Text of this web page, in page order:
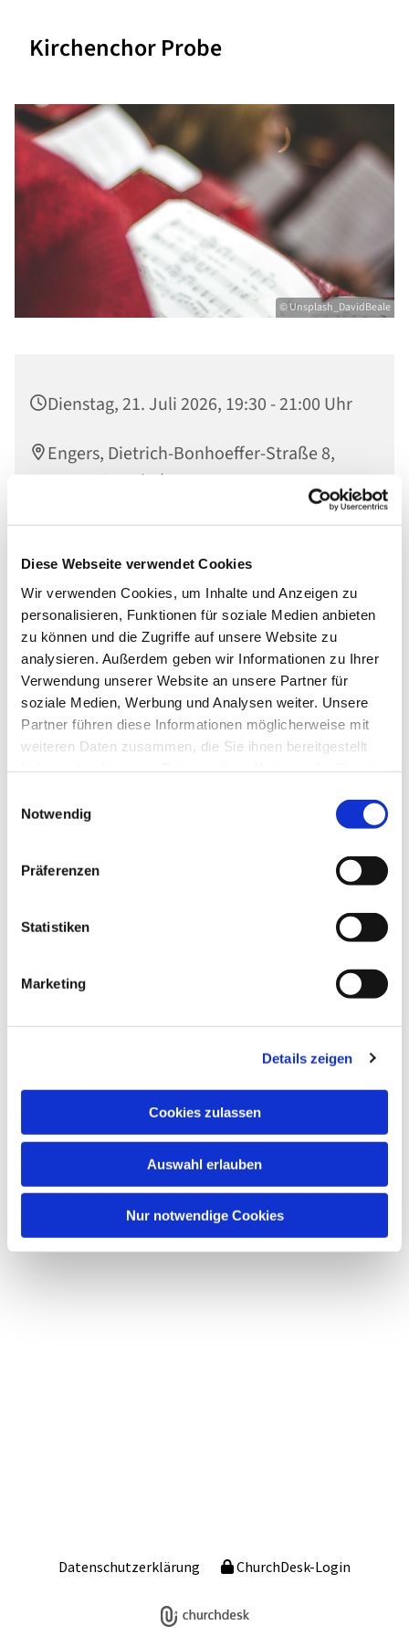
Diese Webseite verwendet Cookies
Wir verwenden Cookies, um Inhalte und Anzeigen zu
personalisieren, Funktionen für soziale Medien anbieten
zu können und die Zugriffe auf unsere Website zu
analysieren. Außerdem geben wir Informationen zu Ihrer
Verwendung unserer Website an unsere Partner für
soziale Medien, Werbung und Analysen weiter. Unsere
Partner führen diese Informationen möglicherweise mit
weiteren Daten zusammen, die Sie ihnen bereitgestellt
Notwendig
Präferenzen
Statistiken
Marketing
Details zeigen
Cookies zulassen
Auswahl erlauben
Nur notwendige Cookies
Kirchenchor Probe
© Unsplash_DavidBeale
Dienstag, 21. Juli 2026, 19:30 - 21:00 Uhr
Engers, Dietrich-Bonhoeffer-Straße 8,
56566 Neuwied
Dies könnte Sie auch interessieren
Datenschutzerklärung ChurchDesk-Login